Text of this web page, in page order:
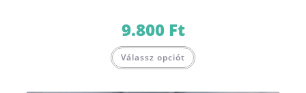
9.800 Ft
Válassz opciót